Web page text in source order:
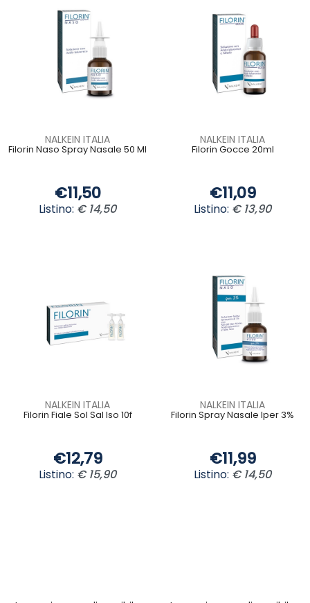
NALKEIN ITALIA
Filorin Naso Spray Nasale 50 Ml
€11,50
Listino: € 14,50
NALKEIN ITALIA
Filorin Gocce 20ml
€11,09
Listino: € 13,90
NALKEIN ITALIA
Filorin Fiale Sol Sal Iso 10f
€12,79
Listino: € 15,90
NALKEIN ITALIA
Filorin Spray Nasale Iper 3%
€11,99
Listino: € 14,50